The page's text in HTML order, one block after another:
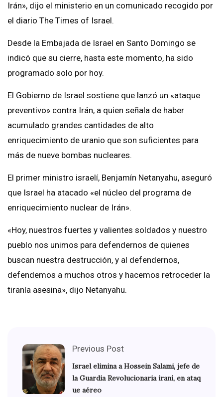
Irán», dijo el ministerio en un comunicado recogido por
el diario The Times of Israel.
Desde la Embajada de Israel en Santo Domingo se
indicó que su cierre, hasta este momento, ha sido
programado solo por hoy.
El Gobierno de Israel sostiene que lanzó un «ataque
preventivo» contra Irán, a quien señala de haber
acumulado grandes cantidades de alto
enriquecimiento de uranio que son suficientes para
más de nueve bombas nucleares.
El primer ministro israelí, Benjamín Netanyahu, aseguró
que Israel ha atacado «el núcleo del programa de
enriquecimiento nuclear de Irán».
«Hoy, nuestros fuertes y valientes soldados y nuestro
pueblo nos unimos para defendernos de quienes
buscan nuestra destrucción, y al defendernos,
defendemos a muchos otros y hacemos retroceder la
tiranía asesina», dijo Netanyahu.
Previous Post
Israel elimina a Hossein Salami, jefe de
la Guardia Revolucionaria iraní, en ataq
ue aéreo